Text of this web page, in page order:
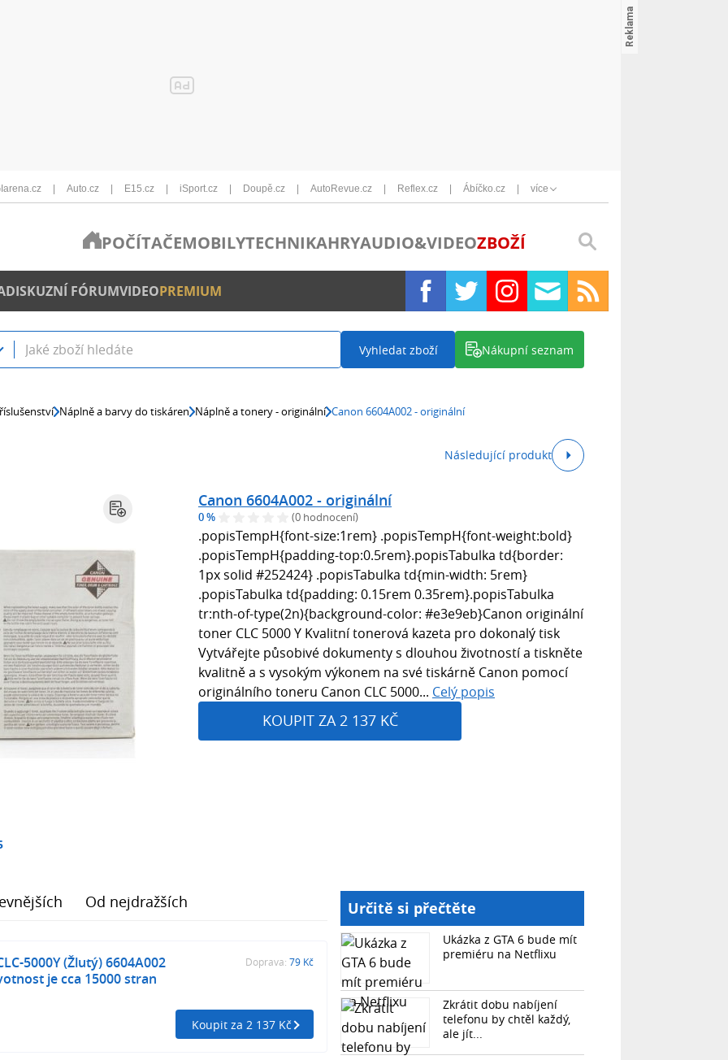
Auto.cz E15.cz iSport.cz Doupě.cz AutoRevue.cz Reflex.cz Ábíčko.cz více
POČÍTAČEMOBILYTECHNIKAHRYAUDIO&VIDEOZBOŽÍ
DISKUZNÍ FÓRUMVIDEOPREMIUM
Vyhledat zboží Nákupní seznam
Náplně a barvy do tiskáren Náplně a tonery - originální Canon 6604A002 - originální
Následující produkt
Canon 6604A002 - originální
0 % (0 hodnocení)
.popisTempH{font-size:1rem} .popisTempH{font-weight:bold}
.popisTempH{padding-top:0.5rem}.popisTabulka td{border:
1px solid #252424} .popisTabulka td{min-width: 5rem}
.popisTabulka td{padding: 0.15rem 0.35rem}.popisTabulka
tr:nth-of-type(2n){background-color: #e3e9eb}Canon originální
toner CLC 5000 Y Kvalitní tonerová kazeta pro dokonalý tisk
Vytvářejte působivé dokumenty s dlouhou životností a tiskněte
kvalitně a s vysokým výkonem na své tiskárně Canon pomocí
originálního toneru Canon CLC 5000... Celý popis
KOUPIT ZA 2 137 KČ
Od nejdražších
5000Y (Žlutý) 6604A002
je cca 15000 stran
Doprava: 79 Kč
Koupit za 2 137 Kč
Určitě si přečtěte
Ukázka z GTA 6 bude mít
premiéru na Netflixu
Zkrátit dobu nabíjení
telefonu by chtěl každý,
ale jít...